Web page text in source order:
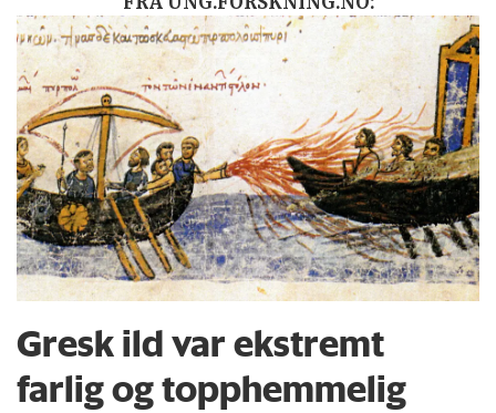
Gresk ild var ekstremt
farlig og topphemmelig